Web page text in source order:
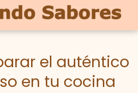
el auténtico
en tu cocina